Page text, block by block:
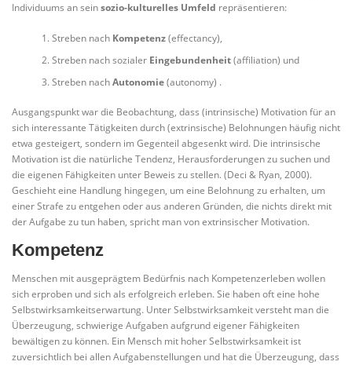
Individuums an seinsozio-kulturelles Umfeld repräsentieren:
Streben nach Kompetenz(effectancy),
Streben nach sozialer Eingebundenheit(affiliation) und
Streben nachAutonomie(autonomy) .
Ausgangspunkt war die Beobachtung, dass (intrinsische) Motivation für an
sich interessante Tätigkeiten durch (extrinsische) Belohnungen häufig nicht
etwa gesteigert, sondern im Gegenteil abgesenkt wird. Die intrinsische
Motivation ist die natürliche Tendenz, Herausforderungen zu suchen und
die eigenen Fähigkeiten unter Beweis zu stellen. (Deci & Ryan, 2000).
Geschieht eine Handlung hingegen, um eine Belohnung zu erhalten, um
einer Strafe zu entgehen oder aus anderen Gründen, die nichts direkt mit
der Aufgabe zu tun haben, spricht man von extrinsischer Motivation.
Kompetenz
Menschen mit ausgeprägtem Bedürfnis nach Kompetenzerleben wollen
sich erproben und sich als erfolgreich erleben. Sie haben oft eine hohe
Selbstwirksamkeitserwartung. Unter Selbstwirksamkeit versteht man die
Überzeugung, schwierige Aufgaben aufgrund eigener Fähigkeiten
bewältigen zu können. Ein Mensch mit hoher Selbstwirksamkeit ist
zuversichtlich bei allen Aufgabenstellungen und hat die Überzeugung, dass